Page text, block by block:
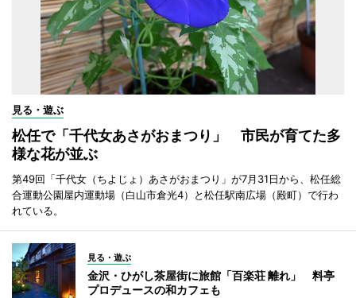
見る・遊ぶ
松任で「千代女あさがおまつり」 市民が育てた多
様な花が並ぶ
第49回「千代女（ちよじょ）あさがおまつり」が7月31日から、松任総
合運動公園屋内運動場（白山市倉光4）と松任駅南広場（殿町）で行わ
れている。
見る・遊ぶ
金沢・ひがし茶屋街に旅館「百楽荘 離れ」 料亭
プロデュースの和カフェも